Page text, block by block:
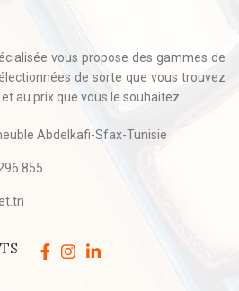
vous propose des gammes de
de sorte que vous trouvez
au prix que vous le souhaitez.
Abdelkafi-Sfax-Tunisie
855